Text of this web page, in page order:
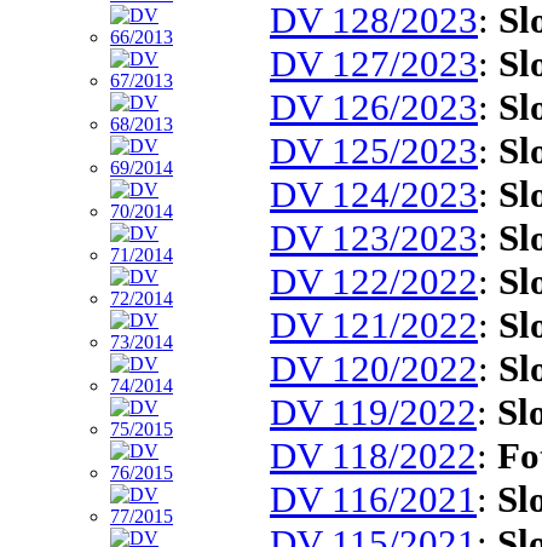
DV 128/2023:
DV 127/2023:
DV 126/2023:
DV 125/2023:
DV 124/2023:
DV 123/2023:
DV 122/2022:
DV 121/2022:
DV 120/2022:
DV 119/2022:
DV 118/2022:
DV 116/2021 :